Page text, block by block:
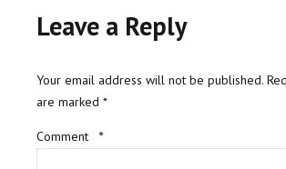
Leave a Reply
Your email address will not be published.
are marked *
Comment *